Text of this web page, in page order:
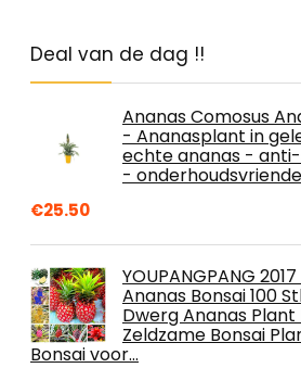
Deal van de dag !!
Ananas Comosus
- Ananasplant in
echte ananas -
-
€25.50
YOUPANGPANG
Ananas Bonsai 100
Dwerg Ananas Plant
Zeldzame Bonsai
Bonsai voor…